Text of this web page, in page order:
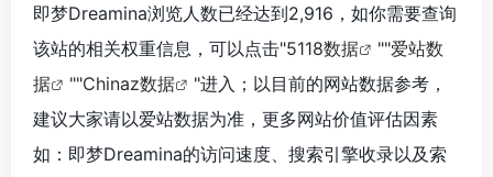
即梦Dreamina浏览人数已经达到2,916，如你需要查询
该站的相关权重信息，可以点击"5118数据 ""爱站数
据
""Chinaz数据
"进入；以目前的网站数据参考，
建议大家请以爱站数据为准，更多网站价值评估因素
如：即梦Dreamina的访问速度、搜索引擎收录以及索